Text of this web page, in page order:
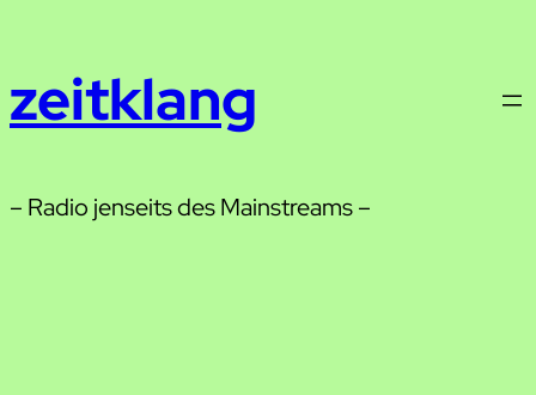
springen
zeitklang
– Radio jenseits des Mainstreams –